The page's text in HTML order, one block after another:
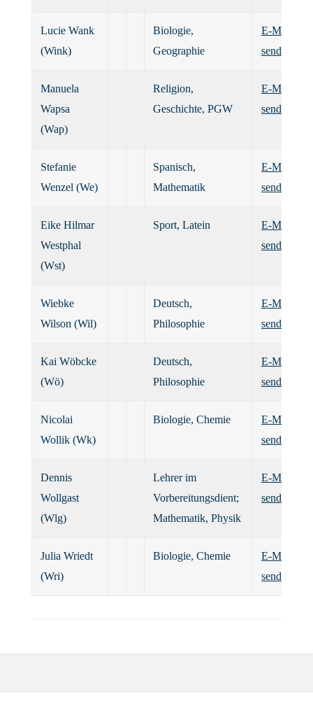
Lucie Wank
(Wink)
Biologie,
Geographie
E-Mail
senden
Manuela
Wapsa
(Wap)
Religion,
Geschichte, PGW
E-Mail
senden
Stefanie
Wenzel (We)
Spanisch,
Mathematik
E-Mail
senden
Eike Hilmar
Westphal
(Wst)
Sport, Latein
E-Mail
senden
Wiebke
Wilson (Wil)
Deutsch,
Philosophie
E-Mail
senden
Kai Wöbcke
(Wö)
Deutsch,
Philosophie
E-Mail
senden
Nicolai
Wollik (Wk)
Biologie, Chemie
E-Mail
senden
Dennis
Wollgast
(Wlg)
Lehrer im
Vorbereitungsdient;
Mathematik, Physik
E-Mail
senden
Julia Wriedt
(Wri)
Biologie, Chemie
E-Mail
senden